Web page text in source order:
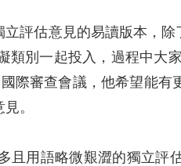
評估意見的易讀版本，
類別一起投入，過程中大
際審查會議，他希望能
。
且用語略微艱澀的獨立